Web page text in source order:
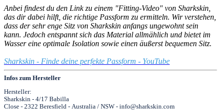
Anbei findest du den Link zu einem "Fitting-Video" von Sharkskin,
das dir dabei hilft, die richtige Passform zu ermitteln. Wir verstehen,
dass der sehr enge Sitz von Sharkskin anfangs ungewohnt sein
kann. Jedoch entspannt sich das Material allmählich und bietet im
Wasser eine optimale Isolation sowie einen äußerst bequemen Sitz.
Sharkskin - Finde deine perfekte Passform - YouTube
Infos zum Hersteller
Hersteller:
Sharkskin - 4/17 Babilla
Close - 2322 Beresfield - Australia / NSW - info@sharkskin.com